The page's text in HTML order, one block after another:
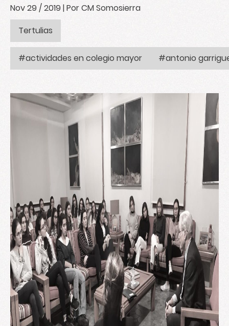
Nov 29 / 2019| Por CM Somosierra
Tertulias
#actividades en colegio mayor #antonio